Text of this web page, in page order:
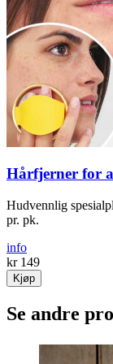
Hårfjerner for
Hud­vennlig
pr. pk.
info
kr 149
Kjøp
Se andre